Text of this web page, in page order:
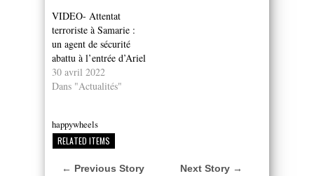
VIDEO- Attentat
terroriste à Samarie :
un agent de sécurité
abattu à l’entrée d’Ariel
30 avril 2022
Dans "Actualités"
happywheels
RELATED ITEMS
← Previous Story Next Story →